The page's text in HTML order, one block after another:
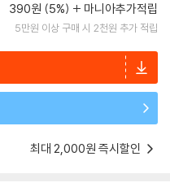
390원 (5%) 마니아추가적립
5만원 이상 구매 시 2천원 추가 적립
최대 2,000원 즉시할인